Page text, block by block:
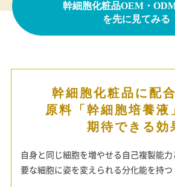
幹細胞化粧品OEM・
を先に見てみる
幹細胞化粧品に配
原料 「幹細胞培養液
期待できる効
自身と同じ細胞を増やせる自己複製能
要な細胞に姿を変えられる分化能を持つ